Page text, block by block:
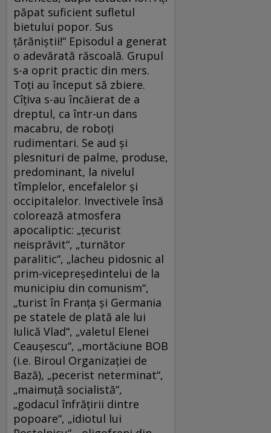
păpat suficient sufletul
bietului popor. Sus
țărăniștii!“ Episodul a generat
o adevărată răscoală. Grupul
s-a oprit practic din mers.
Toți au început să zbiere.
Cîțiva s-au încăierat de a
dreptul, ca într-un dans
macabru, de roboți
rudimentari. Se aud și
plesnituri de palme, produse,
predominant, la nivelul
tîmplelor, encefalelor și
occipitalelor. Invectivele însă
colorează atmosfera
apocaliptic: „țecurist
neisprăvit“, „turnător
paralitic“, „lacheu pidosnic al
prim-vicepreședintelui de la
municipiu din comunism“,
„turist în Franța și Germania
pe statele de plată ale lui
Iulică Vlad“, „valetul Elenei
Ceaușescu“, „mortăciune BOB
(i.e. Biroul Organizației de
Bază), „pecerist neterminat“,
„maimuță socialistă“,
„godacul înfrățirii dintre
popoare“, „idiotul lui